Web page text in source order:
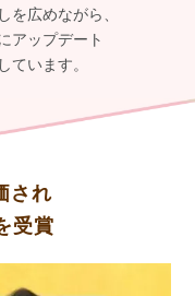
広めながら、
アップデート
います。
され
受賞